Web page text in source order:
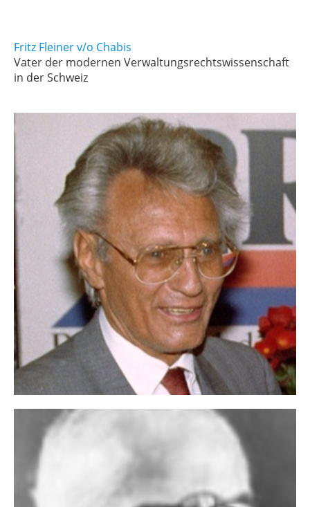
Fritz Fleiner v/o Chabis
Vater der modernen Verwaltungsrechtswissenschaft
in der Schweiz